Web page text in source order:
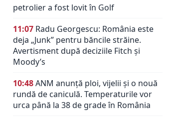
petrolier a fost lovit în Golf
11:07 Radu Georgescu: România este
deja „Junk” pentru băncile străine.
Avertisment după deciziile Fitch și
Moody’s
10:48ANM anunță ploi, vijelii și o nouă
rundă de caniculă. Temperaturile vor
urca până la 38 de grade în România